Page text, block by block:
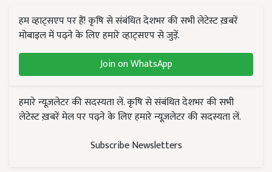
हम व्हाट्सएप पर हैं! कृषि से संबंधित देशभर की सभी लेटेस्ट ख़बरें
मोबाइल में पढ़ने के लिए हमारे व्हाट्सएप से जुड़ें.
Join on WhatsApp
हमारे न्यूज़लेटर की सदस्यता लें. कृषि से संबंधित देशभर की सभी
लेटेस्ट ख़बरें मेल पर पढ़ने के लिए हमारे न्यूज़लेटर की सदस्यता लें.
Subscribe Newsletters